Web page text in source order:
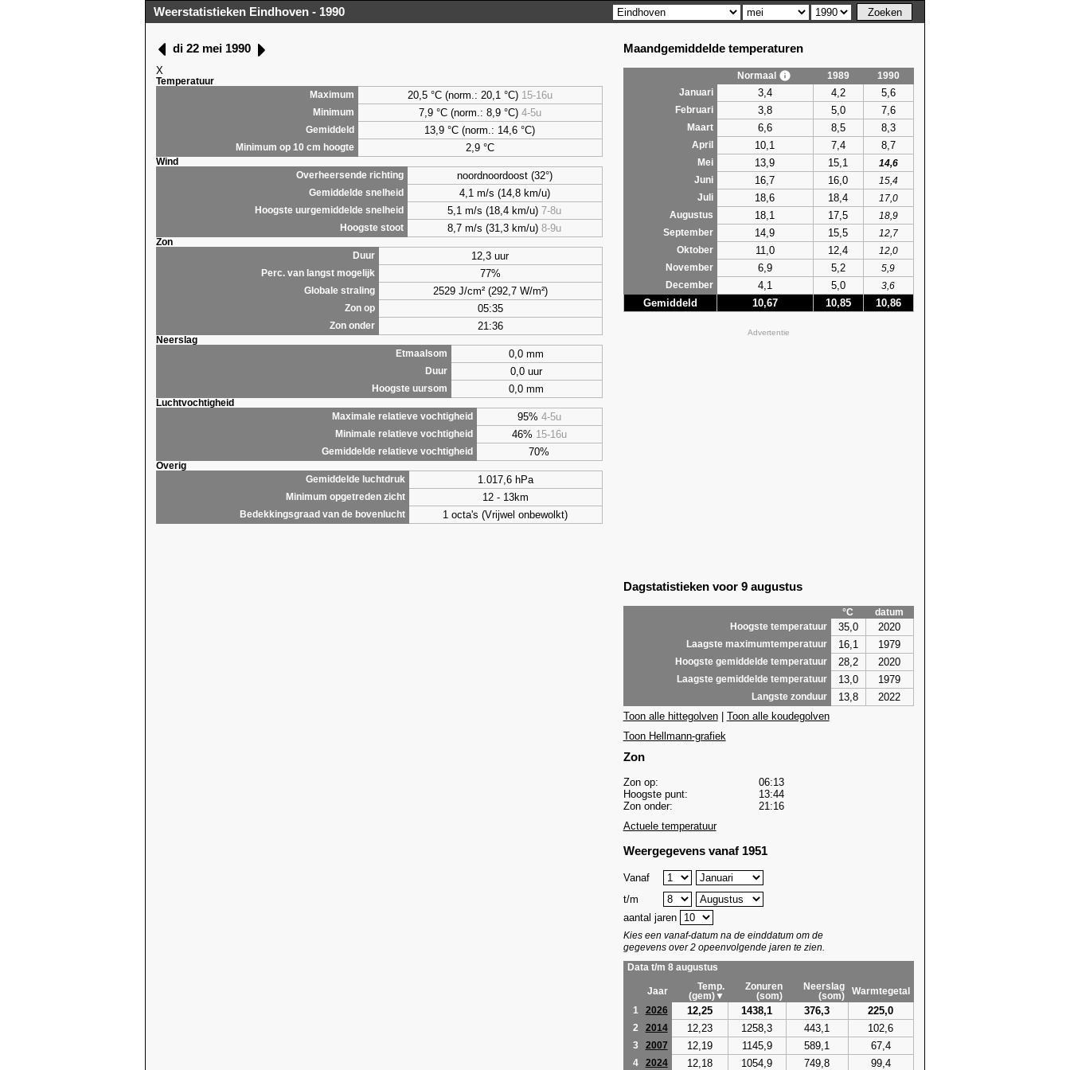
Weerstatistieken Eindhoven - 1990
di 22 mei 1990
X
Temperatuur
Maximum
20,5 °C (norm.: 20,1 °C) 15-16u
Minimum 7,9°C (norm.: 8,9 °C) 4-5u
Gemiddeld 13,9 °C (norm.: 14,6 °C)
Minimum op 10 cm hoogte 2,9°C
Wind
Overheersende richting
noordnoordoost (32°)
Gemiddelde snelheid 4,1 m/s (14,8 km/u)
Hoogste uurgemiddelde snelheid 5,1 m/s (18,4 km/u)7-8u
Hoogste stoot 8,7 m/s (31,3 km/u)8-9u
Zon
Duur
12,3 uur
Perc. van langst mogelijk 77%
Globale straling 2529 J/cm² (292,7 W/m²)
Zon op 05:35
Zon onder 21:36
Neerslag
Etmaalsom
0,0 mm
Duur 0,0 uur
Hoogste uursom 0,0 mm
Luchtvochtigheid
Maximale relatieve vochtigheid
95% 4-5u
Minimale relatieve vochtigheid 46% 15-16u
Gemiddelde relatieve vochtigheid 70%
Overig
Gemiddelde luchtdruk
1.017,6 hPa
Minimum opgetreden zicht 12 - 13km
Bedekkingsgraad van de bovenlucht 1 octa's (Vrijwel onbewolkt)
Maandgemiddelde temperaturen
Normaal 1989
1990
Januari
3,4 4,2 5,6
Februari 3,8 5,0 7,6
Maart 6,6 8,5 8,3
April 10,1 7,4 8,7
Mei 13,9 15,1
14,6
Juni
16,7 16,0
15,4
Juli
18,6 18,4
17,0
Augustus
18,1 17,5
18,9
September
14,9 15,5
12,7
Oktober
11,0 12,4
12,0
November
6,9 5,2
5,9
December
4,1 5,0 3,6
Gemiddeld 10,67 10,85 10,86
Advertentie
Dagstatistieken voor 9 augustus
°C
datum
Hoogste temperatuur
35,0 2020
Laagste maximumtemperatuur 16,1 1979
Hoogste gemiddelde temperatuur 28,2 2020
Laagste gemiddelde temperatuur 13,0 1979
Langste zonduur 13,8
2022
Toon alle hittegolven| Toon alle koudegolven
Toon Hellmann-grafiek
Zon
Zon op:
06:13
Hoogste punt:
13:44
Zon onder:
21:16
Actuele temperatuur
Weergegevens vanaf 1951
Vanaf
t/m
aantal jaren
Kies een vanaf-datum na de einddatum om de
gegevens over 2 opeenvolgende jaren te zien.
Data t/m 8 augustus
Jaar
Temp.
(gem)▼
Zonuren
(som)
Neerslag
(som)
Warmtegetal
1
2026 12,25 1438,1 376,3 225,0
2 2014 12,23 1258,3 443,1 102,6
3 2007 12,19 1145,9 589,1 67,4
4 2024 12,18 1054,9 749,8 99,4